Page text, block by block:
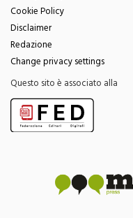
Privacy Policy
Cookie Policy
Disclaimer
Redazione
Change privacy settings
Questo sito è associato alla